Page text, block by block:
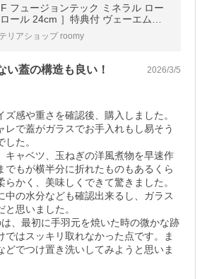
フュージョンテック ミネラル ロー
ール 24cm ］特典付 ヴェーエムエ
応 ガス火 オーブン ガラス蓋付き プ
ホワイト ブラック
リアショップ roomy
い蓋の構造も良い！ 2026/3/5
感や重さを確認後、購入しました。
レで蓋がガラスでお手入れもし易そう
た。
キャベツ、玉ねぎの洋風煮物を早速作
でもが横半分に折れたものもあるくら
らかく、美味しくできて驚きました。
中の水分なども確認出来るし、ガラス
思いました。
は、最初に手羽元を焼いた時の微かな跡
ではスッキリ取れなかった点です。ま
どでつけ置き洗いしてみようと思いま